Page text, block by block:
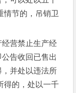
情节的，吊销卫
营禁止生产经
告收回已售出
并处以违法所
得的，处以一千